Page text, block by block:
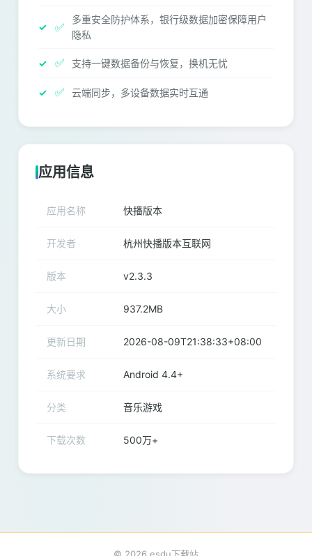
✅
多重安全防护体系，银行级数据加密保障用户
隐私
✅ 支持一键数据备份与恢复，换机无忧
✅ 云端同步，多设备数据实时互通
应用信息
应用名称 快播版本
开发者 杭州快播版本互联网
版本 v2.3.3
大小 937.2MB
更新日期 2026-08-09T21:38:33+08:00
系统要求 Android 4.4+
分类 音乐游戏
下载次数 500万+